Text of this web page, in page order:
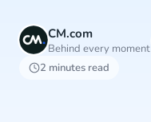
CM.com
Behind every moment
2 minutes read